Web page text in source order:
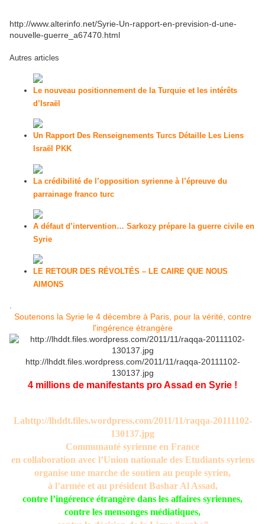
http://www.alterinfo.net/Syrie-Un-rapport-en-prevision-d-une-
nouvelle-guerre_a67470.html
Autres articles
Le nouveau positionnement de la Turquie et les intérêts
d’Israël
Un Rapport Des Renseignements Turcs Détaille Les Liens
Israël PKK
La crédibilité de l’opposition syrienne à l’épreuve du
parrainage franco turc
A défaut d’intervention… Sarkozy prépare la guerre civile en
Syrie
LE RETOUR DES RÉVOLTÉS – LE CAIRE QUE NOUS
AIMONS
Soutenons la Syrie le 4 décembre à Paris, pour la vérité, contre
l'ingérence étrangère
http://lhddt.files.wordpress.com/2011/11/raqqa-20111102-
130137.jpg
4 millions de manifestants pro Assad en Syrie !
Lahttp://lhddt.files.wordpress.com/2011/11/raqqa-20111102-
130137.jpg
Communauté syrienne en France
en collaboration avec l’Union nationale des Etudiants syriens
organise une marche de soutien au peuple syrien,
à l’armée et au président Bashar Al Assad,
contre l’ingérence étrangère dans les affaires syriennes,
contre les mensonges médiatiques,